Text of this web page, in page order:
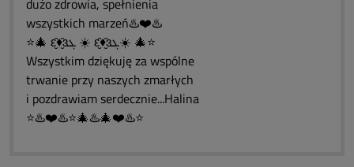
dużo zdrowia, spełnienia
wszystkich marzeń♨️❤️♨️
⭐🎄 ԑ̮̑♦̮̑ɜܓ ☀️ ԑ̮̑♦̮̑ɜܓ☀️ 🎄⭐
Wszystkim dziękuję za wspólne
trwanie przy naszych zmarłych
i pozdrawiam serdecznie...Halina
⭐♨️❤️♨️⭐🎄♨️🎄❤️♨️⭐